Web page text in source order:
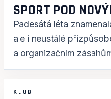
SPORT POD
Padesátá léta
ale i neustálé
a organizačním
KLUB